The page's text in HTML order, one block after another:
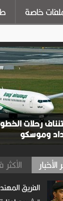
خاصة
رحلات
وموسكو
الأخبار الأكثر
الفريق